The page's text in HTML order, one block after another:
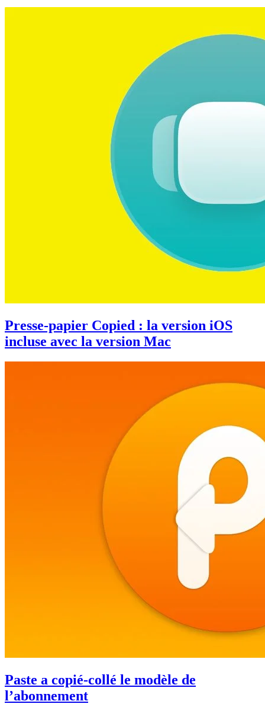
Presse-papier Copied : la version iOS
incluse avec la version Mac
Paste a copié-collé le modèle de
l’abonnement